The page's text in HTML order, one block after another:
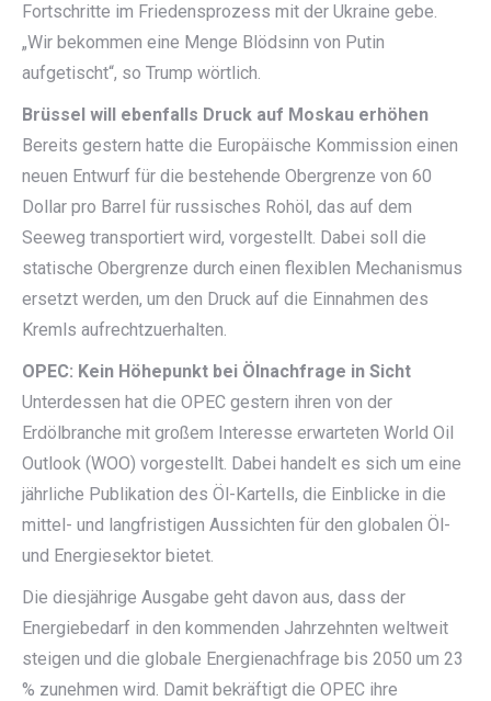
Fortschritte im Friedensprozess mit der Ukraine gebe.
„Wir bekommen eine Menge Blödsinn von Putin
aufgetischt“, so Trump wörtlich.
Brüssel will ebenfalls Druck auf Moskau erhöhen
Bereits gestern hatte die Europäische Kommission einen
neuen Entwurf für die bestehende Obergrenze von 60
Dollar pro Barrel für russisches Rohöl, das auf dem
Seeweg transportiert wird, vorgestellt. Dabei soll die
statische Obergrenze durch einen flexiblen Mechanismus
ersetzt werden, um den Druck auf die Einnahmen des
Kremls aufrechtzuerhalten.
OPEC: Kein Höhepunkt bei Ölnachfrage in Sicht
Unterdessen hat die OPEC gestern ihren von der
Erdölbranche mit großem Interesse erwarteten World Oil
Outlook (WOO) vorgestellt. Dabei handelt es sich um eine
jährliche Publikation des Öl-Kartells, die Einblicke in die
mittel- und langfristigen Aussichten für den globalen Öl-
und Energiesektor bietet.
Die diesjährige Ausgabe geht davon aus, dass der
Energiebedarf in den kommenden Jahrzehnten weltweit
steigen und die globale Energienachfrage bis 2050 um 23
% zunehmen wird. Damit bekräftigt die OPEC ihre